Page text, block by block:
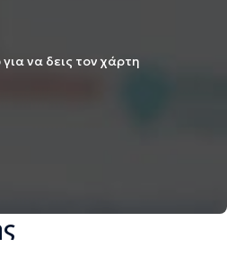
να δεις τον χάρτη